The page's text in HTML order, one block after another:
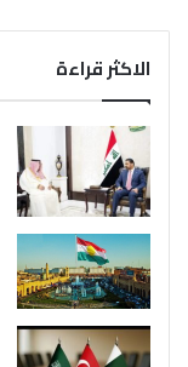
الاكثر قراءة